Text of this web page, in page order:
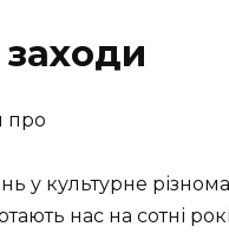
заходи
про
у культурне
нас на сотні